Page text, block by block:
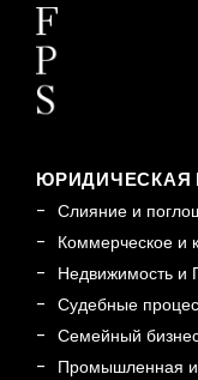
ЮРИДИЧЕСКАЯ
Слияние и
Коммерческое и
Недвижимость и
Судебные
Семейный
Промышленная и